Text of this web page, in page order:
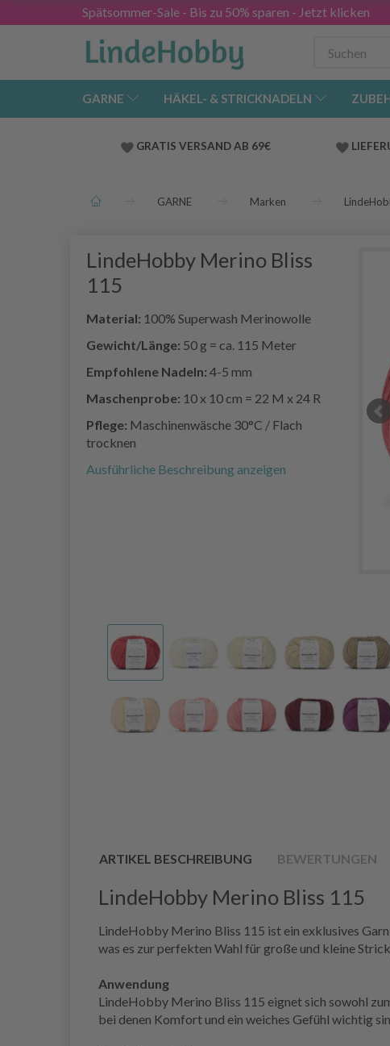
Spätsommer-Sale - Bis zu 50% sparen - Jetzt klicken
GARNE HÄKEL- & STRICKNADELN
GRATIS VERSAND AB 69€
GARNE Marken
LindeHobby Merino Bliss
115
Material: 100% Superwash Merinowolle
Gewicht/Länge: 50 g = ca. 115 Meter
Empfohlene Nadeln: 4-5 mm
Maschenprobe: 10 x 10 cm = 22 M x 24 R
Pflege: Maschinenwäsche 30°C / Flach
trocknen
Ausführliche Beschreibung anzeigen
ARTIKEL BESCHREIBUNG BEWERTUNGEN
LindeHobby Merino Bliss 115
LindeHobby Merino Bliss 115 ist ein exklusives
was es zur perfekten Wahl für große und kleine
Anwendung
LindeHobby Merino Bliss 115 eignet sich sowohl
bei denen Komfort und ein weiches Gefühl wichtig